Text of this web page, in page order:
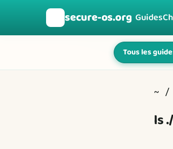
secure-os.org Guides
Tous les
~ /
ls